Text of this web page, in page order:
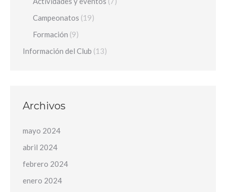
Campeonatos (19)
Formación (9)
Información del Club (13)
Archivos
mayo 2024
abril 2024
febrero 2024
enero 2024